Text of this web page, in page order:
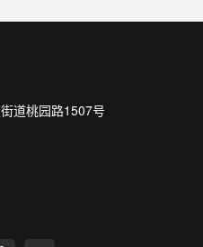
道桃园路1507号